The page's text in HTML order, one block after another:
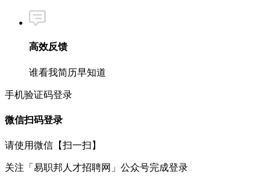
高效反馈
谁看我简历早知道
手机验证码登录
微信扫码登录
请使用微信【扫一扫】
关注 「易职邦人才招聘网」 公众号完成登录